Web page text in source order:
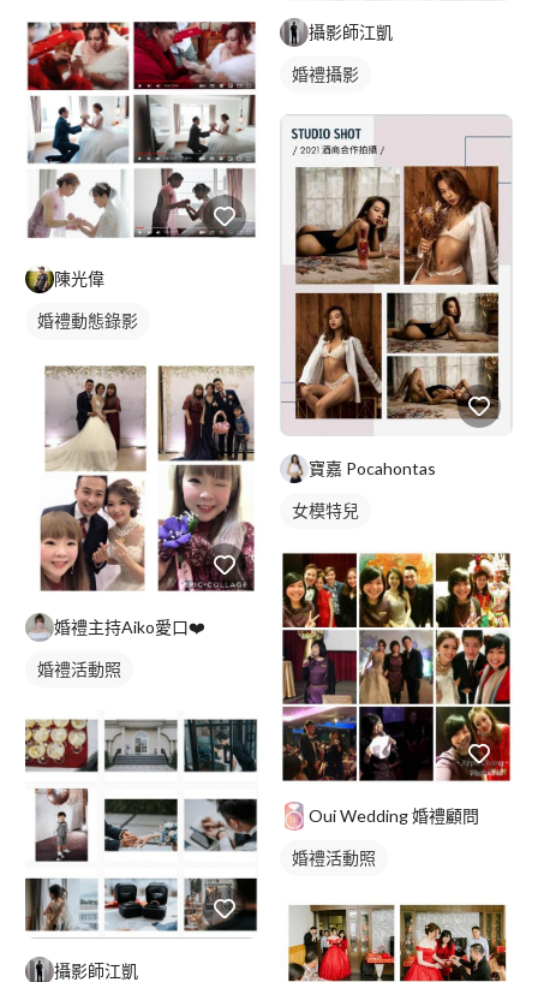
陳光偉
婚禮動態錄影
婚禮主持Aiko愛口❤️
婚禮活動照
攝影師江凱
攝影師江凱
婚禮攝影
寶嘉 Pocahontas
女模特兒
Oui Wedding 婚禮顧問
婚禮活動照